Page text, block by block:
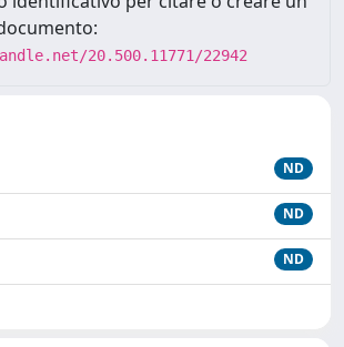
20.500.11771/22942
ND
ND
ND